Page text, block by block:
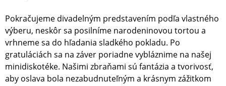
Pokračujeme divadelným predstavením podľa vlastného
výberu, neskôr sa posilníme narodeninovou tortou a
vrhneme sa do hľadania sladkého pokladu. Po
gratuláciách sa na záver poriadne vybláznime na našej
minidiskotéke. Našimi zbraňami sú fantázia a tvorivosť,
aby oslava bola nezabudnuteľným a krásnym zážitkom